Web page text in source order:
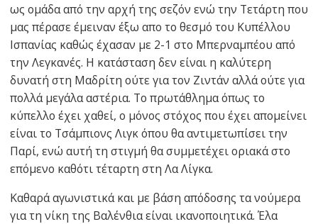
ως ομάδα από την αρχή της σεζόν ενώ την Τετάρτη που
μας πέρασε έμειναν έξω απο το θεσμό του Κυπέλλου
Ισπανίας καθώς έχασαν με 2-1 στο Μπερναμπέου από
την Λεγκανές. Η κατάσταση δεν είναι η καλύτερη
δυνατή στη Μαδρίτη ούτε για τον Ζιντάν αλλά ούτε για
πολλά μεγάλα αστέρια. Το πρωτάθλημα όπως το
κύπελλο έχει χαθεί, ο μόνος στόχος που έχει απομείνει
είναι το Τσάμπιονς Λιγκ όπου θα αντιμετωπίσει την
Παρί, ενώ αυτή τη στιγμή θα συμμετέχει οριακά στο
επόμενο καθότι τέταρτη στη Λα Λίγκα.
Καθαρά αγωνιστικά και με βάση απόδοσης τα νούμερα
για τη νίκη της Βαλένθια είναι ικανοποιητικά. Έλα